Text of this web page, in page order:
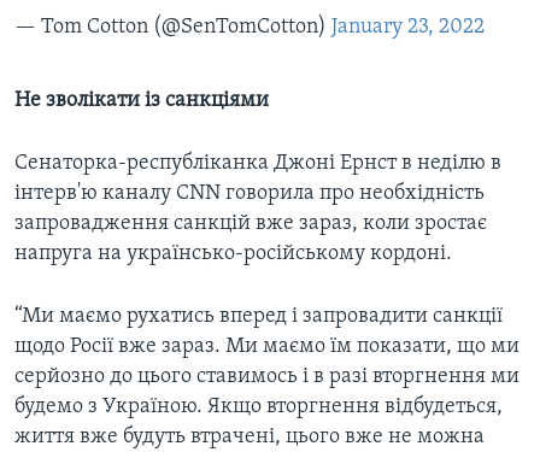
— Tom Cotton (@SenTomCotton) January 23, 2022
Не зволікати із санкціями
Сенаторка-республіканка Джоні Ернст в неділю в
інтерв'ю каналу CNN говорила про необхідність
запровадження санкцій вже зараз, коли зростає
напруга на українсько-російському кордоні.
“Ми маємо рухатись вперед і запровадити санкції
щодо Росії вже зараз. Ми маємо їм показати, що ми
серйозно до цього ставимось і в разі вторгнення ми
будемо з Україною. Якщо вторгнення відбудеться,
життя вже будуть втрачені, цього вже не можна